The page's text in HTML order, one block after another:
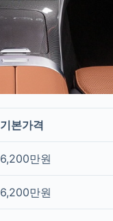
기본가격
6,200만원
6,200만원